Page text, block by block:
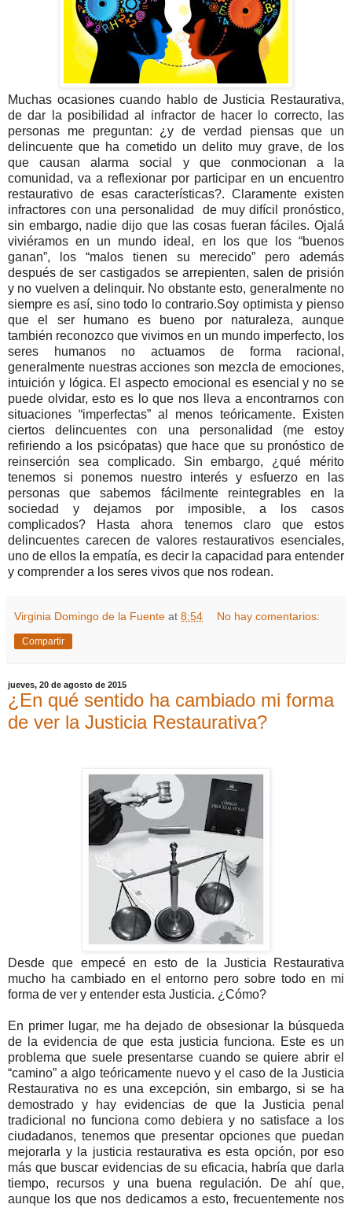
Muchas ocasiones cuando hablo de Justicia Restaurativa,
de dar la posibilidad al infractor de hacer lo correcto, las
personas me preguntan: ¿y de verdad piensas que un
delincuente que ha cometido un delito muy grave, de los
que causan alarma social y que conmocionan a la
comunidad, va a reflexionar por participar en un encuentro
restaurativo de esas características?. Claramente existen
infractores con una personalidad de muy difícil pronóstico,
sin embargo, nadie dijo que las cosas fueran fáciles. Ojalá
viviéramos en un mundo ideal, en los que los “buenos
ganan”, los “malos tienen su merecido” pero además
después de ser castigados se arrepienten, salen de prisión
y no vuelven a delinquir. No obstante esto, generalmente no
siempre es así, sino todo lo contrario.Soy optimista y pienso
que el ser humano es bueno por naturaleza, aunque
también reconozco que vivimos en un mundo imperfecto, los
seres humanos no actuamos de forma racional,
generalmente nuestras acciones son mezcla de emociones,
intuición y lógica. El aspecto emocional es esencial y no se
puede olvidar, esto es lo que nos lleva a encontrarnos con
situaciones “imperfectas” al menos teóricamente. Existen
ciertos delincuentes con una personalidad (me estoy
refiriendo a los psicópatas) que hace que su pronóstico de
reinserción sea complicado. Sin embargo, ¿qué mérito
tenemos si ponemos nuestro interés y esfuerzo en las
personas que sabemos fácilmente reintegrables en la
sociedad y dejamos por imposible, a los casos
complicados? Hasta ahora tenemos claro que estos
delincuentes carecen de valores restaurativos esenciales,
uno de ellos la empatía, es decir la capacidad para entender
y comprender a los seres vivos que nos rodean.
Virginia Domingo de la Fuente at 8:54 No hay comentarios:
Compartir
jueves, 20 de agosto de 2015
¿En qué sentido ha cambiado mi forma
de ver la Justicia Restaurativa?
Desde que empecé en esto de la Justicia Restaurativa
mucho ha cambiado en el entorno pero sobre todo en mi
forma de ver y entender esta Justicia. ¿Cómo?
En primer lugar, me ha dejado de obsesionar la búsqueda
de la evidencia de que esta justicia funciona. Este es un
problema que suele presentarse cuando se quiere abrir el
“camino” a algo teóricamente nuevo y el caso de la Justicia
Restaurativa no es una excepción, sin embargo, si se ha
demostrado y hay evidencias de que la Justicia penal
tradicional no funciona como debiera y no satisface a los
ciudadanos, tenemos que presentar opciones que puedan
mejorarla y la justicia restaurativa es esta opción, por eso
más que buscar evidencias de su eficacia, habría que darla
tiempo, recursos y una buena regulación. De ahí que,
aunque los que nos dedicamos a esto, frecuentemente nos